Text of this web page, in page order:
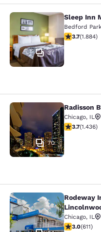
Sleep Inn
37
Sleep Inn
Bedford
3.71-Sterne-
3.7(1.884)
Radisson Blu
70
Radisson
Chicago, IL
3.66-Sterne-
3.7(1.436)
Rodeway Inn
Rodeway
Chicago, IL
2.98-Sterne-
3.0(611)